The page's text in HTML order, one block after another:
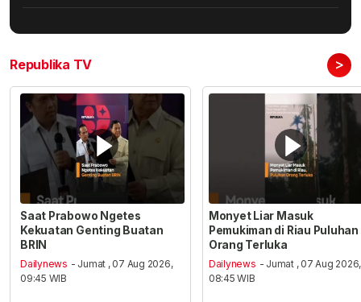
Republika TV >
Saat Prabowo Ngetes
Kekuatan Genting Buatan
BRIN
Dailynews - Jumat , 07 Aug 2026,
09:45 WIB
Monyet Liar Masuk
Pemukiman di Riau Puluhan
Orang Terluka
Dailynews - Jumat , 07 Aug 2026,
08:45 WIB